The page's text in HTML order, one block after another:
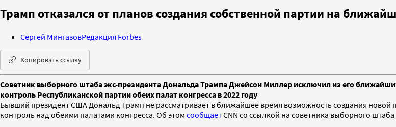
Трамп отказался от планов создания собственной партии на
Сергей МингазовРедакция Forbes
Копировать ссылку
Советник выборного штаба экс-президента Дональда Трампа Джейсон Миллер исключил из его
контроль Республиканской партии обеих палат конгресса в 2022 году
Бывший президент США Дональд Трамп не рассматривает в ближайшее время возможность создания новой
контроль над обеими палатами конгресса. Об этом сообщаетCNN со ссылкой на советника выборного